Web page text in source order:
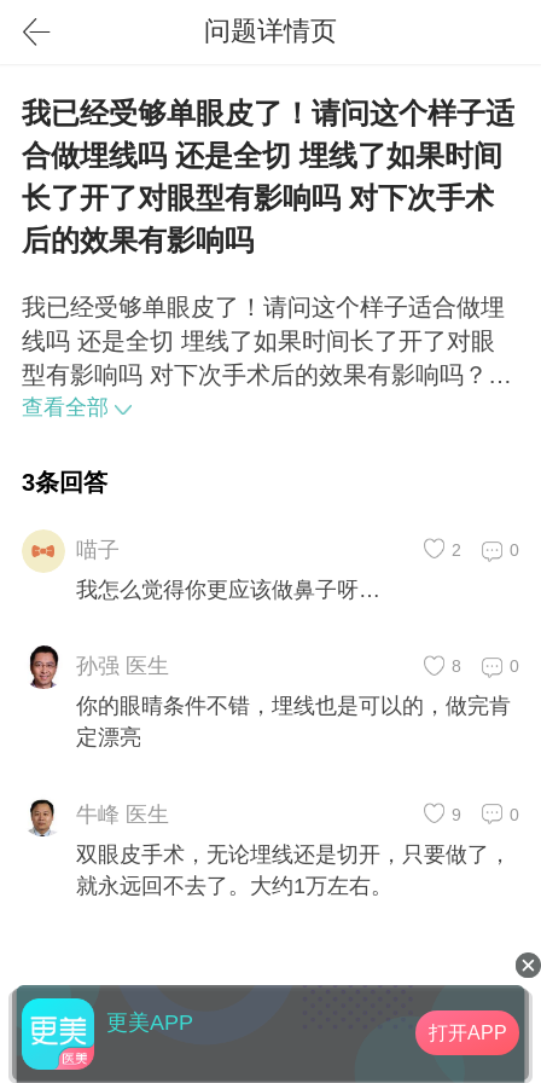
问题详情页
我已经受够单眼皮了！请问这个样子适
合做埋线吗 还是全切 埋线了如果时间
长了开了对眼型有影响吗 对下次手术
后的效果有影响吗
我已经受够单眼皮了！请问这个样子适合做埋
线吗 还是全切 埋线了如果时间长了开了对眼
型有影响吗 对下次手术后的效果有影响吗？埋
线开了眼皮会不会变松啊？如果不喜欢可以恢
多少
查看全部
3条回答
喵子 0
2
我怎么觉得你更应该做鼻子呀…
孙强 医生 0
8
你的眼晴条件不错，埋线也是可以的，做完肯
定漂亮
牛峰 医生 0
9
双眼皮手术，无论埋线还是切开，只要做了，
就永远回不去了。大约1万左右。
更美APP 打开APP